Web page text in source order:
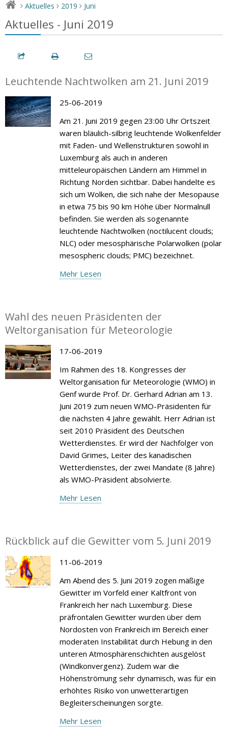
> Aktuelles > 2019 > Juni
Aktuelles - Juni 2019
Leuchtende Nachtwolken am 21. Juni 2019
25-06-2019
Am 21. Juni 2019 gegen 23:00 Uhr Ortszeit
waren bläulich-silbrig leuchtende Wolkenfelder
mit Faden- und Wellenstrukturen sowohl in
Luxemburg als auch in anderen
mitteleuropäischen Ländern am Himmel in
Richtung Norden sichtbar. Dabei handelte es
sich um Wolken, die sich nahe der Mesopause
in etwa 75 bis 90 km Höhe über Normalnull
befinden. Sie werden als sogenannte
leuchtende Nachtwolken (noctilucent clouds;
NLC) oder mesosphärische Polarwolken (polar
mesospheric clouds; PMC) bezeichnet.
Mehr Lesen
Wahl des neuen Präsidenten der
Weltorganisation für Meteorologie
17-06-2019
Im Rahmen des 18. Kongresses der
Weltorganisation für Meteorologie (WMO) in
Genf wurde Prof. Dr. Gerhard Adrian am 13.
Juni 2019 zum neuen WMO-Präsidenten für
die nächsten 4 Jahre gewählt. Herr Adrian ist
seit 2010 Präsident des Deutschen
Wetterdienstes. Er wird der Nachfolger von
David Grimes, Leiter des kanadischen
Wetterdienstes, der zwei Mandate (8 Jahre)
als WMO-Präsident absolvierte.
Mehr Lesen
Rückblick auf die Gewitter vom 5. Juni 2019
11-06-2019
Am Abend des 5. Juni 2019 zogen mäßige
Gewitter im Vorfeld einer Kaltfront von
Frankreich her nach Luxemburg. Diese
präfrontalen Gewitter wurden über dem
Nordosten von Frankreich im Bereich einer
moderaten Instabilität durch Hebung in den
unteren Atmosphärenschichten ausgelöst
(Windkonvergenz). Zudem war die
Höhenströmung sehr dynamisch, was für ein
erhöhtes Risiko von unwetterartigen
Begleiterscheinungen sorgte.
Mehr Lesen